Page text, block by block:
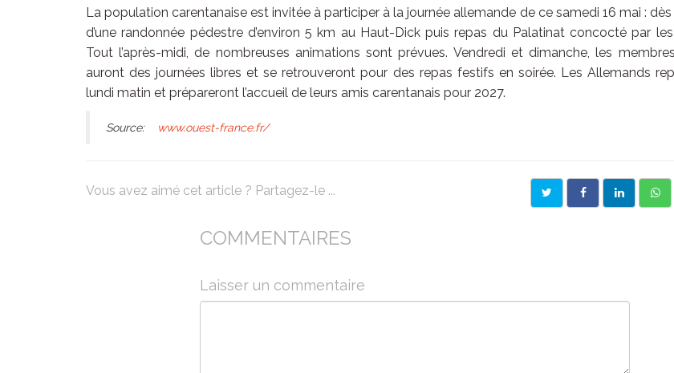
La population carentanaise est invitée à participer à la journée allemande de ce samedi 16 mai :
d’une randonnée pédestre d’environ 5 km au Haut-Dick puis repas du Palatinat concocté par
Tout l’après-midi, de nombreuses animations sont prévues. Vendredi et dimanche, les
auront des journées libres et se retrouveront pour des repas festifs en soirée. Les Allemands
lundi matin et prépareront l’accueil de leurs amis carentanais pour 2027.
Source: www.ouest-france.fr/
Vous avez aimé cet article ? Partagez-le ...
COMMENTAIRES
Laisser un commentaire